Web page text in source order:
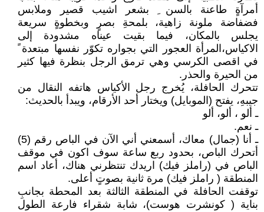
أمرآةٍ طاعنة بالسن ِ بشعر اشيب قصير وملابس
فضفاضة ملونة زاهية، بلمحةِ بصرٍ وبخطوةٍ سريعة
يجلس بالمكان، فيما بقيت عيناه مشدودة إلى
الاكياس،المرأة العجور التي بجواره تكوّر نفسها مبتعدة ً
في اقصى الكرسي وهي ترمق الرجل بنظرة فيها كثير
من الحيرة والحذر.
تتحرك الحافلة، يُخرج رجل الأكياس هاتفه النقال من
جيبهِ، يفتح (الموبايل) ويختار أحد الأرقام، ويبدأ بالحديث:
ـ ألو ، ألو، ألو
ـ نعم.
ـ أنا (جمال) معاك، أسمعني أني الآن في الباص رقم (5)
أتحرك الباص، بحدود ربع ساعة سوف اكون في موقف
الباص في (راملز فيك) اريدك تنتظرني هناك، أعاد اسم
المنطقة ( راملز فيك) مرة ثانية بصوتٍ أعلى.
توقفت الحافلة في المنطقة الثالثة بعد المحطة بجانبِ
بناية ( كونشرت هوست)، شابة شقراء فارعة الطول